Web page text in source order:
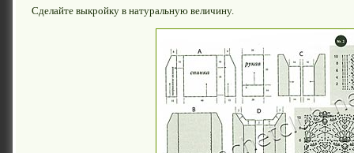
Сделайте выкройку в натуральную величину.